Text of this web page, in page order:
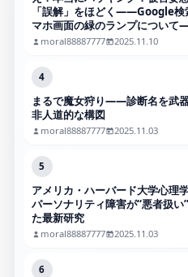
「誤解」をほどく――Google検
マホ画面の緑のランプについ
moral88887777 2025.11.10
4
まるで魔女狩り——診断名を武器
非人道的な構図
moral88887777 2025.11.03
5
アメリカ・ハーバード大学心理
パーソナリティ障害が“悪者扱い
た最新研究
moral88887777 2025.11.03
6